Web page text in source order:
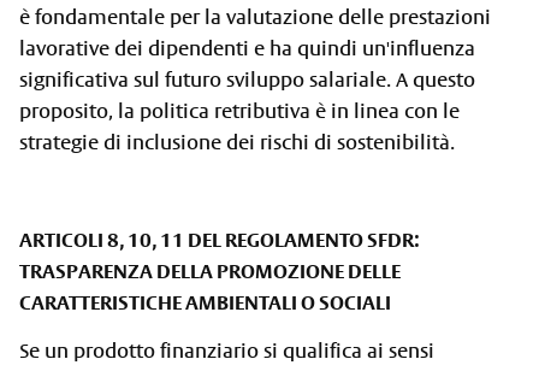
è fondamentale per la valutazione delle prestazioni
lavorative dei dipendenti e ha quindi un'influenza
significativa sul futuro sviluppo salariale. A questo
proposito, la politica retributiva è in linea con le
strategie di inclusione dei rischi di sostenibilità.
ARTICOLI 8, 10, 11 DEL REGOLAMENTO SFDR:
TRASPARENZA DELLA PROMOZIONE DELLE
CARATTERISTICHE AMBIENTALI O SOCIALI
Se un prodotto finanziario si qualifica ai sensi